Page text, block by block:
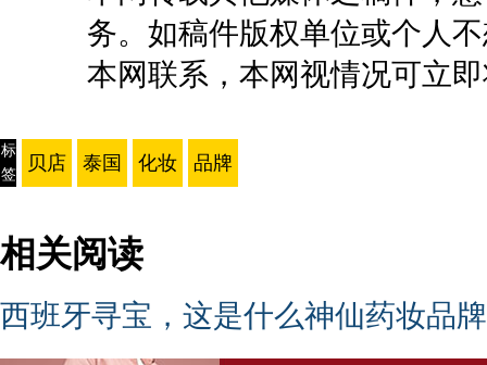
务。如稿件版权单位或个人
本网联系，本网视情况可立
标
签
贝店 泰国 化妆 品牌
相关阅读
西班牙寻宝，这是什么神仙药妆品